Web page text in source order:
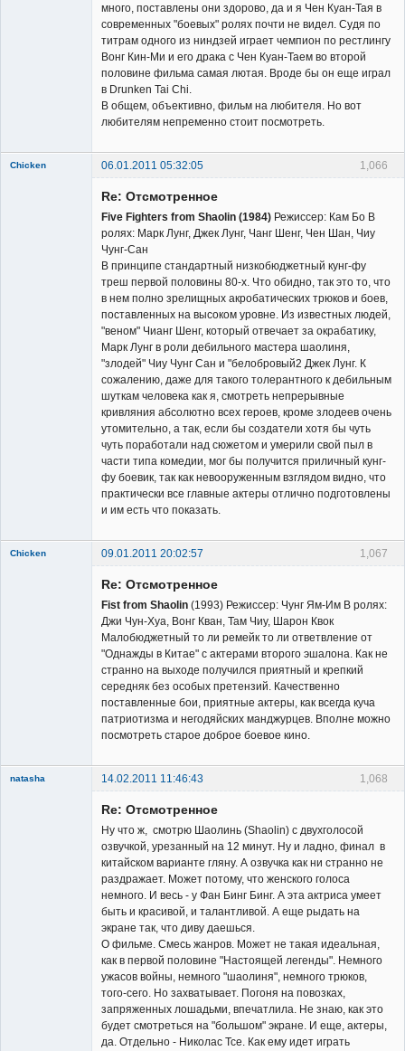
много, поставлены они здорово, да и я Чен Куан-Тая в
современных "боевых" ролях почти не видел. Судя по
титрам одного из ниндзей играет чемпион по рестлингу
Вонг Кин-Ми и его драка с Чен Куан-Таем во второй
половине фильма самая лютая. Вроде бы он еще играл
в Drunken Tai Chi.
В общем, объективно, фильм на любителя. Но вот
любителям непременно стоит посмотреть.
1,066
Chicken
06.01.2011 05:32:05
Re: Отсмотренное
Five Fighters from Shaolin (1984) Режиссер: Кам Бо В
ролях: Марк Лунг, Джек Лунг, Чанг Шенг, Чен Шан, Чиу
Чунг-Сан
В принципе стандартный низкобюджетный кунг-фу
треш первой половины 80-х. Что обидно, так это то, что
в нем полно зрелищных акробатических трюков и боев,
поставленных на высоком уровне. Из известных людей,
"веном" Чианг Шенг, который отвечает за окрабатику,
Марк Лунг в роли дебильного мастера шаолиня,
"злодей" Чиу Чунг Сан и "белобровый2 Джек Лунг. К
сожалению, даже для такого толерантного к дебильным
шуткам человека как я, смотреть непрерывные
кривляния абсолютно всех героев, кроме злодеев очень
утомительно, а так, если бы создатели хотя бы чуть
чуть поработали над сюжетом и умерили свой пыл в
части типа комедии, мог бы получится приличный кунг-
фу боевик, так как невооруженным взглядом видно, что
практически все главные актеры отлично подготовлены
и им есть что показать.
1,067
Chicken
09.01.2011 20:02:57
Re: Отсмотренное
Fist from Shaolin (1993) Режиссер: Чунг Ям-Им В ролях:
Джи Чун-Хуа, Вонг Кван, Там Чиу, Шарон Квок
Малобюджетный то ли ремейк то ли ответвление от
"Однажды в Китае" с актерами второго эшалона. Как не
странно на выходе получился приятный и крепкий
середняк без особых претензий. Качественно
поставленные бои, приятные актеры, как всегда куча
патриотизма и негодяйских манджурцев. Вполне можно
посмотреть старое доброе боевое кино.
1,068
natasha 14.02.2011 11:46:43
Re: Отсмотренное
Ну что ж, смотрю Шаолинь (Shaolin) с двухголосой
озвучкой, урезанный на 12 минут. Ну и ладно, финал в
китайском варианте гляну. А озвучка как ни странно не
раздражает. Может потому, что женского голоса
немного. И весь - у Фан Бинг Бинг. А эта актриса умеет
быть и красивой, и талантливой. А еще рыдать на
экране так, что диву даешься.
О фильме. Смесь жанров. Может не такая идеальная,
как в первой половине "Настоящей легенды". Немного
ужасов войны, немного "шаолиня", немного трюков,
того-сего. Но захватывает. Погоня на повозках,
запряженных лошадьми, впечатлила. Не знаю, как это
будет смотреться на "большом" экране. И еще, актеры,
да. Отдельно - Николас Тсе. Как ему идет играть